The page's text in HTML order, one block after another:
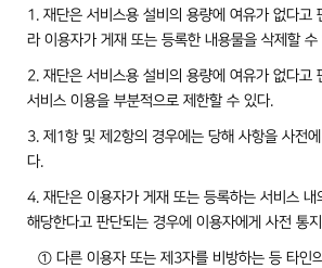
1. 재단은 서비스용 설비의 용량에 여유가 없다고
라 이용자가 게재 또는 등록한 내용물을 삭제할 수
2. 재단은 서비스용 설비의 용량에 여유가 없다고
서비스 이용을 부분적으로 제한할 수 있다.
3. 제1항 및 제2항의 경우에는 당해 사항을 사전
다.
4. 재단은 이용자가 게재 또는 등록하는 서비스 내
해당한다고 판단되는 경우에 이용자에게 사전 통
① 다른 이용자 또는 제3자를 비방하는 등 타인